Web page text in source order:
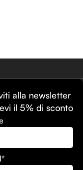
alla newsletter
il 5% di sconto